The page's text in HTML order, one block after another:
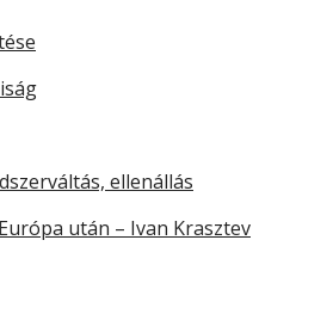
ellenállás
után – Ivan Krasztev